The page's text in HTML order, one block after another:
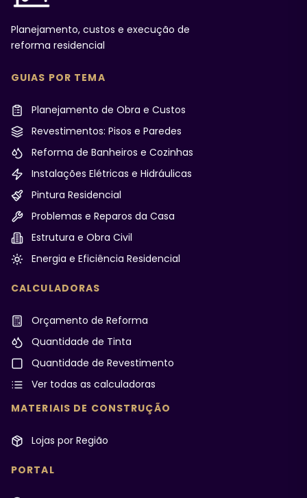
Planejamento, custos e execução de
reforma residencial
GUIAS POR TEMA
Planejamento de Obra e Custos
Revestimentos: Pisos e Paredes
Reforma de Banheiros e Cozinhas
Instalações Elétricas e Hidráulicas
Pintura Residencial
Problemas e Reparos da Casa
Estrutura e Obra Civil
Energia e Eficiência Residencial
CALCULADORAS
Orçamento de Reforma
Quantidade de Tinta
Quantidade de Revestimento
Ver todas as calculadoras
MATERIAIS DE CONSTRUÇÃO
Lojas por Região
PORTAL